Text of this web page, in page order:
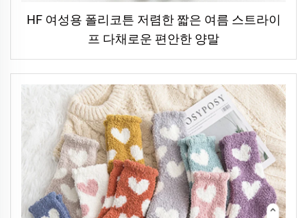
HF 여성용 폴리코튼 저렴한 짧은 여름 스트라이
프 다채로운 편안한 양말